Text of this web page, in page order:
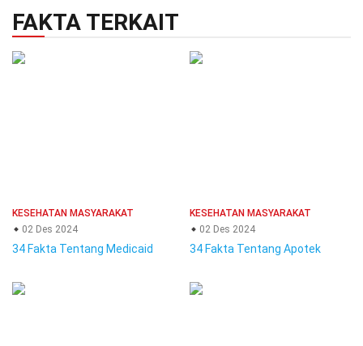
FAKTA TERKAIT
KESEHATAN MASYARAKAT
02 Des 2024
34 Fakta Tentang Medicaid
KESEHATAN MASYARAKAT
02 Des 2024
34 Fakta Tentang Apotek